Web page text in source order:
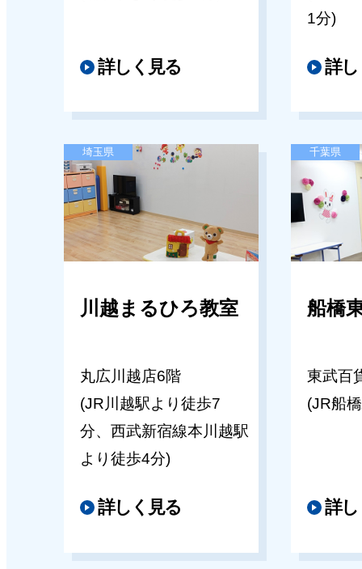
志望校別ゼミのご案内(関西)
2026年03月06日
春期講習 受講にあたってのお願
千葉･埼玉エリア）
2026年03月02日
【年長】ゴールデンウィーク講
内（関西エリア）
【年長】ゴールデンウィーク講
内（東京･千葉･キッズパル首都圏
2026年02月06日
【新年中】春期講習のご案内（東
【聖蹟桜ヶ丘京王教室】夏期講
2026年05月14日
【池袋東武教室】夏期講習のご案
2026年05月14日
キッズパル日本橋三越教室
日本橋三越本店教室 体験会のご
月）
キッズパル近鉄あべのハルカス教室
【年中･年長】6月度 単科講習の
詳しく見る
1分)
詳
川越まるひろ教室
丸広川越店6階
(JR川越駅より徒歩7
分、西武新宿線本川越駅
より徒歩4分)
詳しく見る
埼玉県
船橋
東武百
(JR船
詳
千葉県